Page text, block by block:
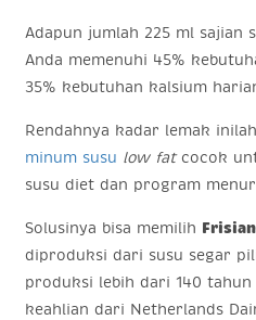
Adapun jumlah 225 ml sajian
Anda memenuhi 45%
35% kebutuhan kalsium
Rendahnya kadar lemak
minum susu low fatcocok
susu diet dan program
Solusinya bisa memilih
diproduksi dari susu segar
produksi lebih dari 140
keahlian dari Netherlands